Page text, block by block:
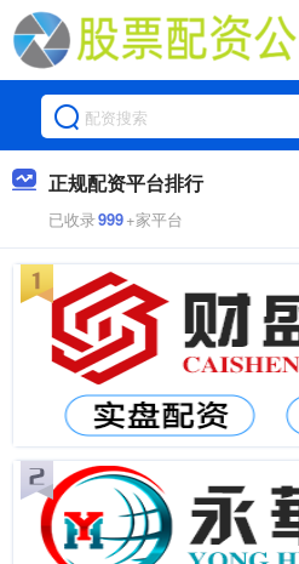
正规配资平台排行
已收录999+家平台